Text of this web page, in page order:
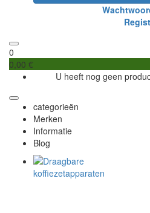
0
0,00 €
U heeft nog geen
categorieën
Merken
Informatie
Blog